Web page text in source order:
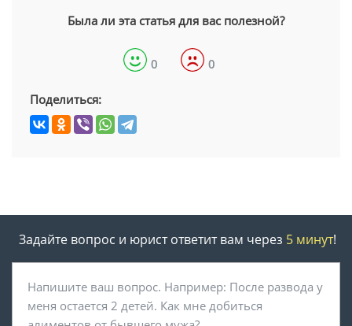
Была ли эта статья для вас полезной?
0 0
Поделиться:
Задайте вопрос и юрист ответит вам через 5 минут!